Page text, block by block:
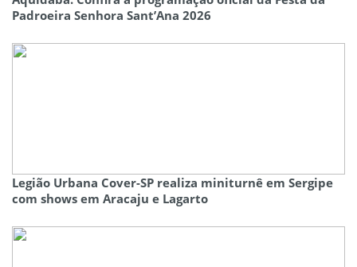
Padroeira Senhora Sant’Ana 2026
Legião Urbana Cover-SP realiza miniturnê em Sergipe
com shows em Aracaju e Lagarto